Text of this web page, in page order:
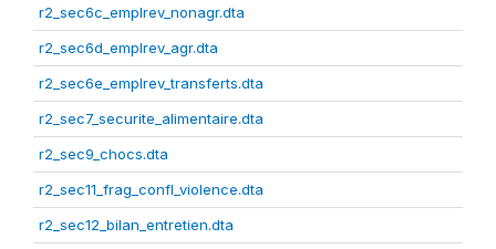
r2_sec6c_emplrev_nonagr.dta
r2_sec6d_emplrev_agr.dta
r2_sec6e_emplrev_transferts.dta
r2_sec7_securite_alimentaire.dta
r2_sec9_chocs.dta
r2_sec11_frag_confl_violence.dta
r2_sec12_bilan_entretien.dta